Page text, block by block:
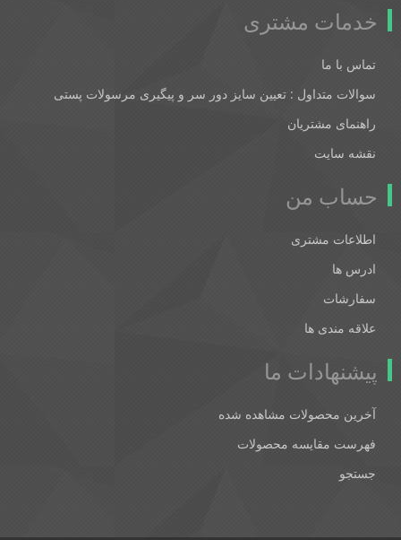
خدمات مشتری
تماس با ما
سوالات متداول : تعیین سایز دور سر و پیگیری مرسولات پستی
راهنمای مشتریان
نقشه سایت
حساب من
اطلاعات مشتری
ادرس ها
سفارشات
علاقه مندی ها
پیشنهادات ما
آخرین محصولات مشاهده شده
فهرست مقایسه محصولات
جستجو